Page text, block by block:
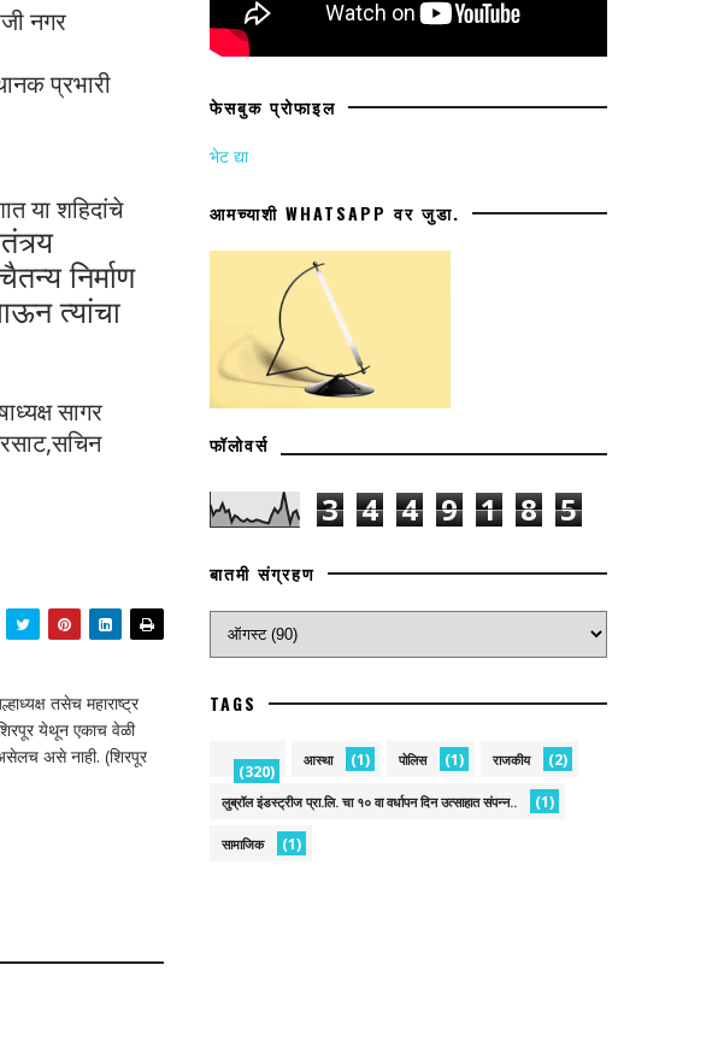
नगर
प्रभारी
या शहिदांचे
निर्माण
त्यांचा
सागर
तसेच महाराष्ट्र
येथून एकाच वेळी
असे नाही. (शिरपूर
फेसबुक प्रोफाइल
भेट द्या
आमच्याशी WHATSAPP वर जुडा.
फॉलोवर्स
3 4 4 9 1 8 5
बातमी संग्रहण
TAGS
(320)
आस्था (1) पोलिस (1) राजकीय (2)
लुब्रॉल इंडस्ट्रीज प्रा.लि. चा १० वा वर्धापन दिन उत्साहात संपन्न.. (1)
सामाजिक (1)